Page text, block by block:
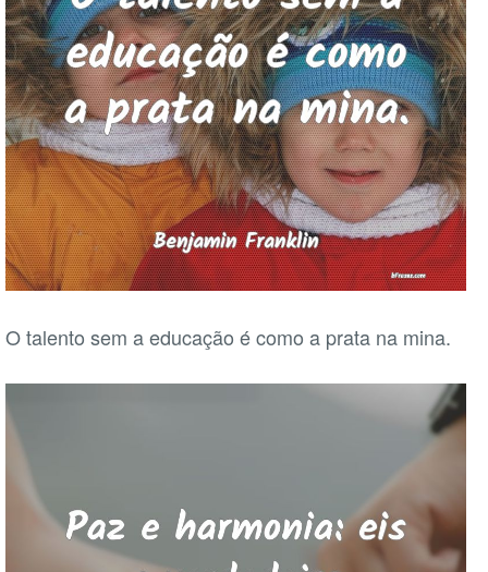
O talento sem a educação é como a prata na mina.